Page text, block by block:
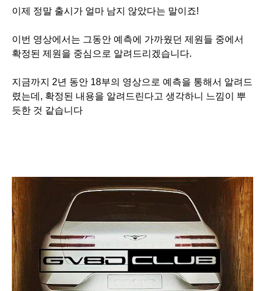
이제 정말 출시가 얼마 남지 않았다는 말이죠!
이번 영상에서는 그동안 예측에 가까웠던 제원들 중에서
확정된 제원을 중심으로 알려드리겠습니다.
지금까지 2년 동안 18부의 영상으로 예측을 통해서 알려드
렸는데, 확정된 내용을 알려드린다고 생각하니 느낌이 뿌
듯한 것 같습니다